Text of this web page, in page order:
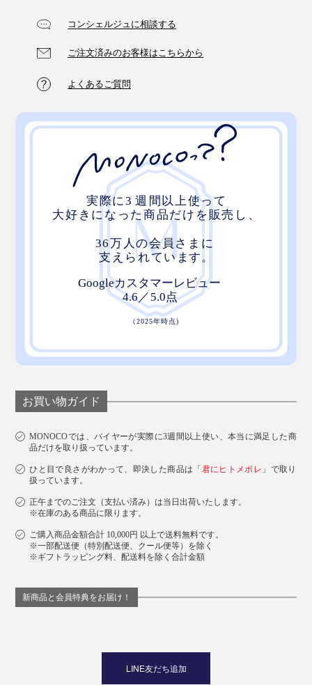
コンシェルジュに相談する
ご注文済みのお客様はこちらから
よくあるご質問
お買い物ガイド
MONOCOでは、バイヤーが実際に3週間以上使い、本当に満足した商
品だけを取り扱っています。
ひと目で良さがわかって、即決した商品は「 君にヒトメボレ 」で取り
扱っています。
正午までのご注文（支払い済み）は当日出荷いたします。
※在庫のある商品に限ります。
ご購入商品金額合計 10,000円 以上で送料無料です。
※一部配送便（特別配送便、クール便等）を除く
※ギフトラッピング料、配送料を除く合計金額
新商品と会員特典をお届け！
LINE友だち追加